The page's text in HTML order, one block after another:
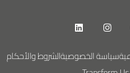
سياسة الخصوصيةالشروط والأحكام